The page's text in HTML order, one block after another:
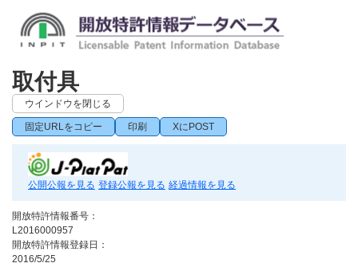
取付具
ウインドウを閉じる
固定URLをコピー 印刷 XにPOST
公開公報を見る 登録公報を見る 経過情報を見る
開放特許情報番号：
L2016000957
開放特許情報登録日：
2016/5/25